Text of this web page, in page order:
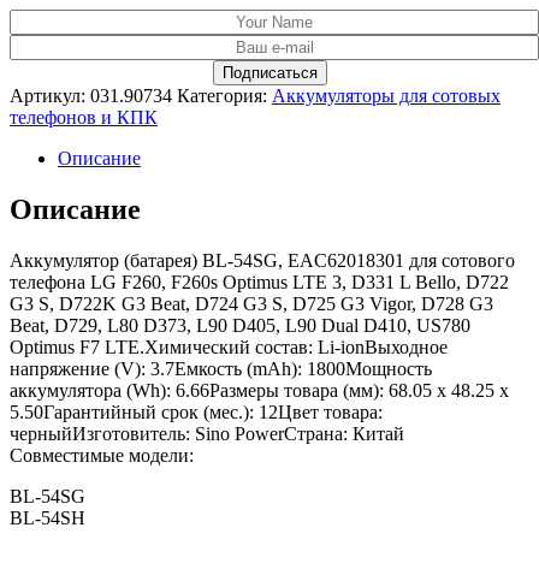
Артикул: 031.90734 Категория: Аккумуляторы для сотовых
телефонов и КПК
Описание
Описание
Аккумулятор (батарея) BL-54SG, EAC62018301 для сотового
телефона LG F260, F260s Optimus LTE 3, D331 L Bello, D722
G3 S, D722K G3 Beat, D724 G3 S, D725 G3 Vigor, D728 G3
Beat, D729, L80 D373, L90 D405, L90 Dual D410, US780
Optimus F7 LTE.Химический состав: Li-ionВыходное
напряжение (V): 3.7Емкость (mAh): 1800Мощность
аккумулятора (Wh): 6.66Размеры товара (мм): 68.05 x 48.25 x
5.50Гарантийный срок (мес.): 12Цвет товара:
черныйИзготовитель: Sino PowerСтрана: Китай
Совместимые модели:
BL-54SG
BL-54SH